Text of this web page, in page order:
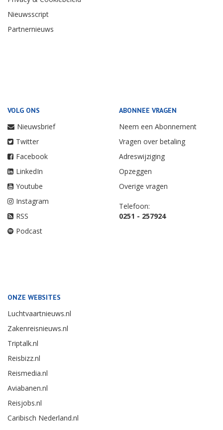
Nieuwsscript
Partnernieuws
VOLG ONS
Nieuwsbrief
Twitter
Facebook
LinkedIn
Youtube
Instagram
RSS
Podcast
ABONNEE VRAGEN
Neem een Abonnement
Vragen over betaling
Adreswijziging
Opzeggen
Overige vragen
Telefoon:
0251 - 257924
ONZE WEBSITES
Luchtvaartnieuws.nl
Zakenreisnieuws.nl
Triptalk.nl
Reisbizz.nl
Reismedia.nl
Aviabanen.nl
Reisjobs.nl
Caribisch Nederland.nl